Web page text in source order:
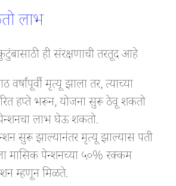
लाभ
ही संरक्षणाची तरतूद आहे
वर्षांपूर्वी मृत्यू झाला तर, त्याच्या
हप्ते भरून, योजना सुरू ठेवू शकतो
लाभ घेऊ शकतो.
सुरू झाल्यानंतर मृत्यू झाल्यास पती
मासिक पेन्शनच्या ५०% रक्कम
म्हणून मिळते.